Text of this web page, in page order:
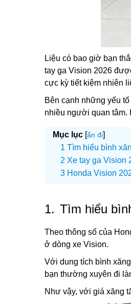
Liệu có bao giờ bạn
tay ga Vision 2026
cực kỳ tiết kiệm nhiên
Bên cạnh những yếu
nhiều người quan tâm.
Mục lục [ẩn đi]
Tìm hiểu bình
Xe tay ga Vision
Honda Vision
1. Tìm hiểu
Theo thông số của
ở dòng xe Vision.
Với dung tích bình
bạn thường xuyên đi
Như vậy, với giá xăng